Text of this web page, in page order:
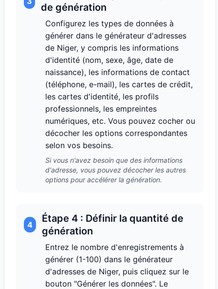
de génération
Configurez les types de données à
générer dans le générateur d'adresses
de Niger, y compris les informations
d'identité (nom, sexe, âge, date de
naissance), les informations de contact
(téléphone, e-mail), les cartes de crédit,
les cartes d'identité, les profils
professionnels, les empreintes
numériques, etc. Vous pouvez cocher ou
décocher les options correspondantes
selon vos besoins.
Si vous n'avez besoin que des informations
d'adresse, vous pouvez décocher les autres
options pour accélérer la génération.
4
Étape 4 : Définir la quantité de
génération
Entrez le nombre d'enregistrements à
générer (1-100) dans le générateur
d'adresses de Niger, puis cliquez sur le
bouton "Générer les données". Le